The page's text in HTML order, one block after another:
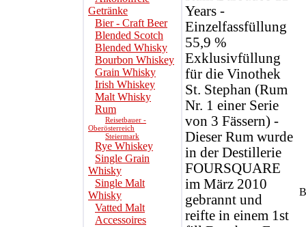
Getränke
Bier - Craft Beer
Blended Scotch
Blended Whisky
Bourbon Whiskey
Grain Whisky
Irish Whiskey
Malt Whisky
Rum
Reisetbauer -
Oberösterreich
Steiermark
Rye Whiskey
Single Grain
Whisky
Single Malt
Whisky
Vatted Malt
Accessoires
Years -
Einzelfassfüllung
55,9 %
Exklusivfüllung
für die Vinothek
St. Stephan (Rum
Nr. 1 einer Serie
von 3 Fässern) -
Dieser Rum wurde
in der Destillerie
FOURSQUARE
im März 2010
gebrannt und
reifte in einem 1st